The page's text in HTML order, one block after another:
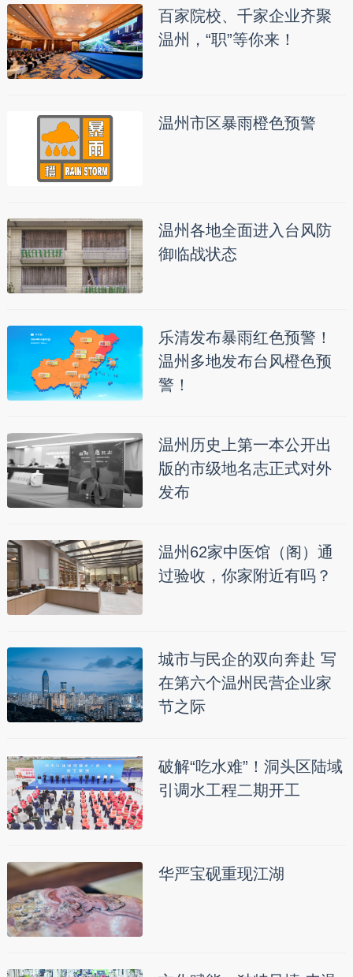
百家院校、千家企业齐聚
温州，“职”等你来！
温州市区暴雨橙色预警
温州各地全面进入台风防
御临战状态
乐清发布暴雨红色预警！
温州多地发布台风橙色预
警！
温州历史上第一本公开出
版的市级地名志正式对外
发布
温州62家中医馆（阁）通
过验收，你家附近有吗？
城市与民企的双向奔赴 写
在第六个温州民营企业家
节之际
破解“吃水难”！洞头区陆域
引调水工程二期开工
华严宝砚重现江湖